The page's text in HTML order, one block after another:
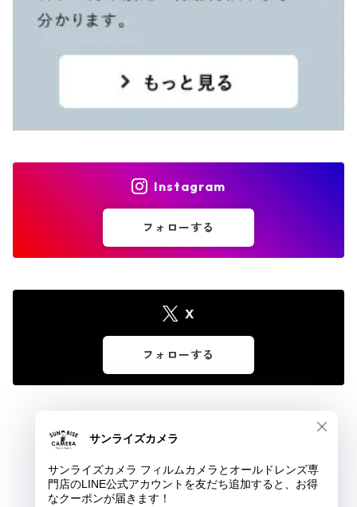
Instagram
フォローする
X
フォローする
© サンライズカメラ フィルムカメラとオールドレンズ専門店